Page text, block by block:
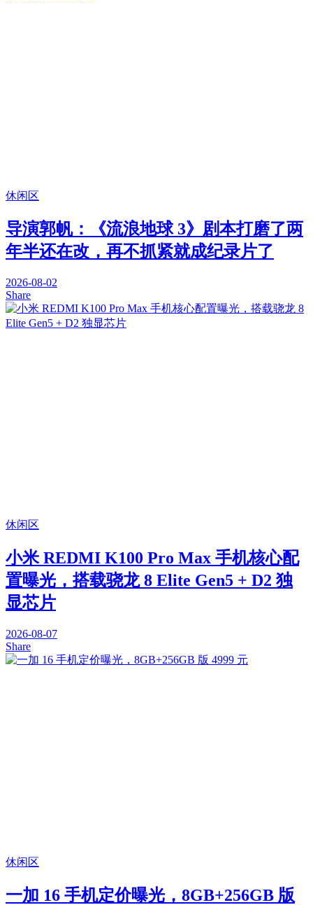
休闲区
导演郭帆：《流浪地球 3》剧本打磨了两
年半还在改，再不抓紧就成纪录片了
2026-08-02
Share
休闲区
小米 REDMI K100 Pro Max 手机核心配
置曝光，搭载骁龙 8 Elite Gen5 + D2 独
显芯片
2026-08-07
Share
休闲区
一加 16 手机定价曝光，8GB+256GB 版